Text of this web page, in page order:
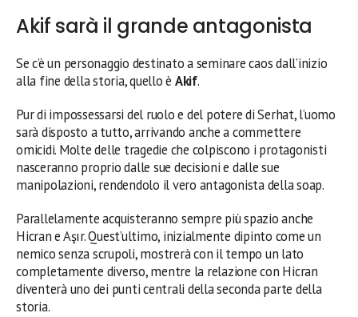
Akif sarà il grande antagonista
Se c’è un personaggio destinato a seminare caos dall’inizio
alla fine della storia, quello è Akif.
Pur di impossessarsi del ruolo e del potere di Serhat, l’uomo
sarà disposto a tutto, arrivando anche a commettere
omicidi. Molte delle tragedie che colpiscono i protagonisti
nasceranno proprio dalle sue decisioni e dalle sue
manipolazioni, rendendolo il vero antagonista della soap.
Parallelamente acquisteranno sempre più spazio anche
Hicran e Aşır. Quest’ultimo, inizialmente dipinto come un
nemico senza scrupoli, mostrerà con il tempo un lato
completamente diverso, mentre la relazione con Hicran
diventerà uno dei punti centrali della seconda parte della
storia.